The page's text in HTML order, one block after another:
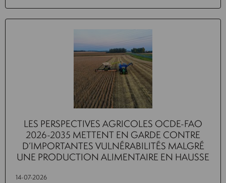
LES PERSPECTIVES AGRICOLES OCDE-FAO
2026-2035 METTENT EN GARDE CONTRE
D’IMPORTANTES VULNÉRABILITÉS MALGRÉ
UNE PRODUCTION ALIMENTAIRE EN HAUSSE
14-07-2026